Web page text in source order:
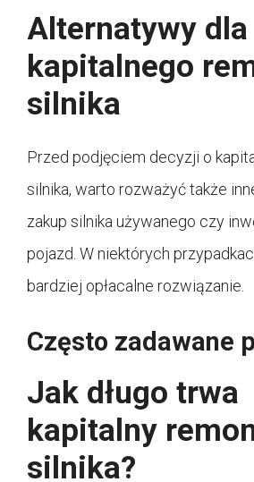
Alternatywy dla
kapitalnego
silnika
Przed podjęciem decyzji o
silnika, warto rozważyć także
zakup silnika używanego czy
pojazd. W niektórych
bardziej opłacalne rozwiązanie.
Często zadawane
Jak długo trwa
kapitalny
silnika?